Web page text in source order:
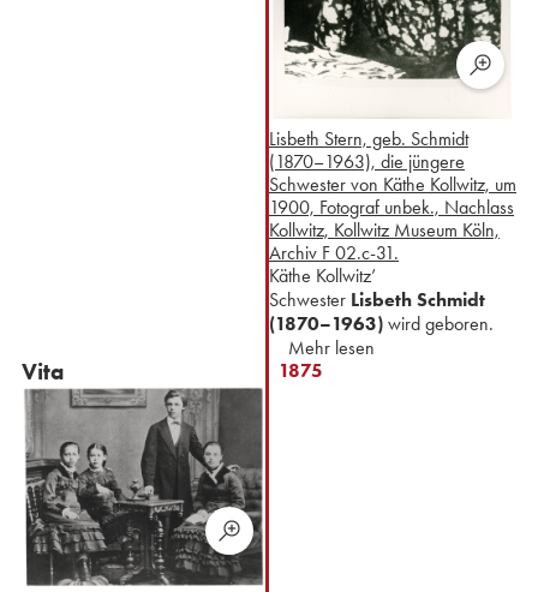
Lisbeth Stern, geb. Schmidt
(1870–1963), die jüngere
Schwester von Käthe Kollwitz, um
1900, Fotograf unbek., Nachlass
Kollwitz, Kollwitz Museum Köln,
Archiv F 02.c-31.
Käthe Kollwitz’
Schwester Lisbeth Schmidt
(1870–1963) wird geboren.
Mehr lesen
Vita 1875